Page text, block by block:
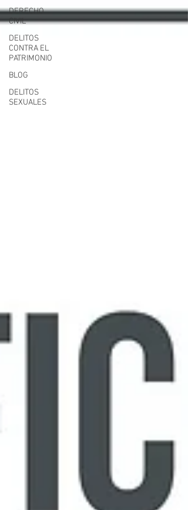
DERECHO
CIVIL
DELITOS
CONTRA EL
PATRIMONIO
BLOG
DELITOS
SEXUALES